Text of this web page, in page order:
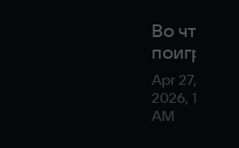
Во что
поиграть
этой
новые
«Герои»,
Apr 27,
2026, 11:47
AM